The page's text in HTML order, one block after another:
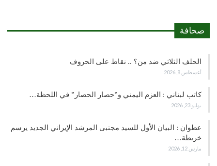
صحافة
الحلف الثلاثي ضد من؟ .. نقاط على الحروف
أغسطس 8, 2026
كاتب لبناني : العزم اليمني و”حصار الحصار” في اللحظة…
يوليو 23, 2026
عطوان : البيان الأول للسيد مجتبى المرشد الإيراني الجديد يرسم
خريطة…
مارس 12, 2026